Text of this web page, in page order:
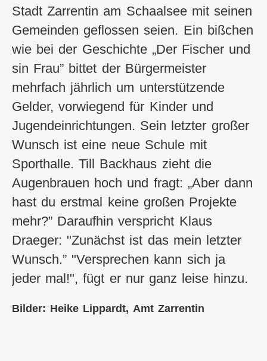
Stadt Zarrentin am Schaalsee mit seinen
Gemeinden geflossen seien. Ein bißchen
wie bei der Geschichte „Der Fischer und
sin Frau” bittet der Bürgermeister
mehrfach jährlich um unterstützende
Gelder, vorwiegend für Kinder und
Jugendeinrichtungen. Sein letzter großer
Wunsch ist eine neue Schule mit
Sporthalle. Till Backhaus zieht die
Augenbrauen hoch und fragt: „Aber dann
hast du erstmal keine großen Projekte
mehr?” Daraufhin verspricht Klaus
Draeger: "Zunächst ist das mein letzter
Wunsch.” "Versprechen kann sich ja
jeder mal!", fügt er nur ganz leise hinzu.
Bilder: Heike Lippardt, Amt Zarrentin